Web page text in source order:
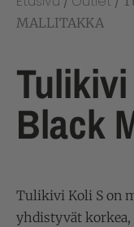
MALLITAKKA
Black
Tulikivi Koli S on
yhdistyvät korkea,